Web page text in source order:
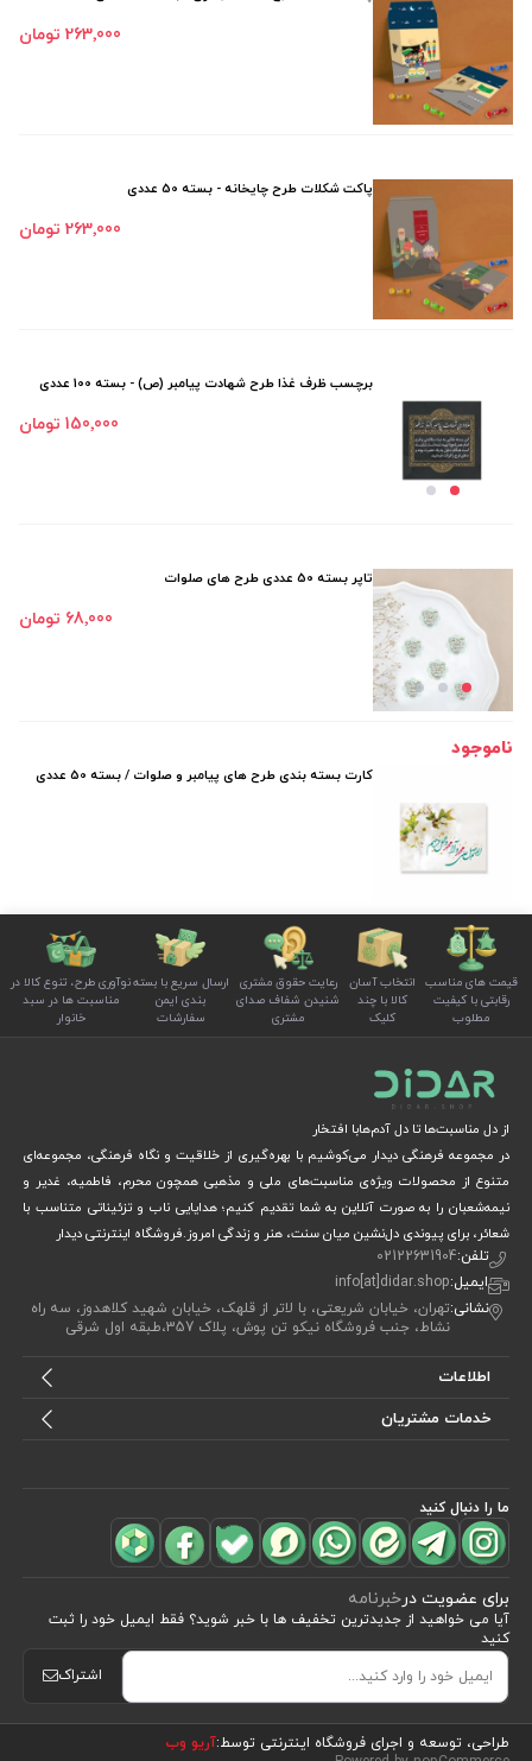
مشاهده محصولات(8)
263٬000 تومان
پاکت شکلات طرح چایخانه - بسته 50 عددی
263٬000 تومان
برچسب ظرف غذا طرح شهادت پیامبر (ص) - بسته 100 عددی
150٬000 تومان
تاپر بسته 50 عددی طرح های صلوات
68٬000 تومان
ناموجود
کارت بسته بندی طرح های پیامبر و صلوات / بسته 50 عددی
قیمت های مناسب
رقابتی با کیفیت
مطلوب
انتخاب آسان
کالا با چند
کلیک
رعایت حقوق مشتری
شنیدن شفاف صدای
مشتری
ارسال سریع با بسته
بندی ایمن
سفارشات
نوآوری طرح، تنوع کالا در
مناسبت ها در سبد
خانوار
از دل مناسبت‌ها تا دل آدم‌هابا افتخار
در مجموعه فرهنگی دیدار می‌کوشیم با بهره‌گیری از خلاقیت و نگاه فرهنگی، مجموعه‌ای
متنوع از محصولات ویژه‌ی مناسبت‌های ملی و مذهبی همچون محرم، فاطمیه، غدیر و
نیمه‌شعبان را به صورت آنلاین به شما تقدیم کنیم؛ هدایایی ناب و تزئیناتی متناسب با
شعائر، برای پیوندی دل‌نشین میان سنت، هنر و زندگی امروز.فروشگاه اینترنتی دیدار
تلفن:02122631904
ایمیل:info[at]didar.shop
نشانی:تهران، خیابان شریعتی، با لاتر از قلهک، خیابان شهید کلاهدوز، سه راه
نشاط، جنب فروشگاه نیکو تن پوش، پلاک 357،طبقه اول شرقی
اطلاعات
خدمات مشتریان
ما را دنبال کنید
برای عضویت درخبرنامه
آیا می خواهید از جدید‌ترین تخفیف‌ ها با‌ خبر شوید؟ فقط ایمیل خود را ثبت
کنید
اشتراک
طراحی، توسعه و اجرای فروشگاه اینترنتی توسط:آریو وب